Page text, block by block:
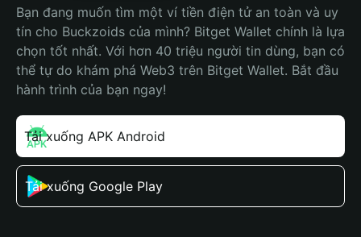
Bạn đang muốn tìm một ví tiền điện tử an toàn và uy
tín cho Buckzoids của mình? Bitget Wallet chính là lựa
chọn tốt nhất. Với hơn 40 triệu người tin dùng, bạn có
thể tự do khám phá Web3 trên Bitget Wallet. Bắt đầu
hành trình của bạn ngay!
Tải xuống APK Android
Tải xuống Google Play